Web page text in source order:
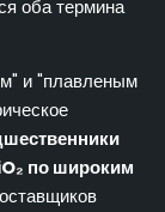
оба термина
и "плавленым
по широким